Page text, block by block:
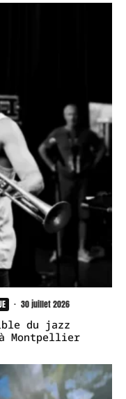
· 30 juillet 2026
du jazz
à Montpellier